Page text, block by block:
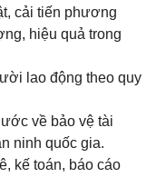
cải tiến phương
hiệu quả trong
lao động theo quy
về bảo vệ tài
ninh quốc gia.
kế toán, báo cáo